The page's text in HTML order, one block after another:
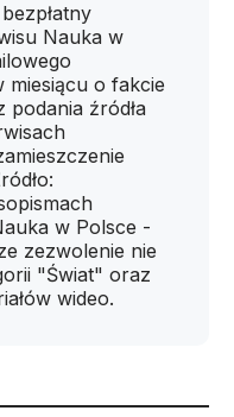
Nauka w
o fakcie
źródła
w Polsce -
zezwolenie nie
"Świat" oraz
wideo.